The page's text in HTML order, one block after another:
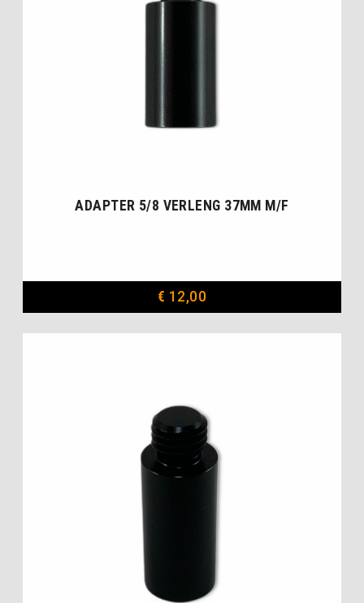
ADAPTER 5/8 VERLENG 37MM M/F
€ 12,00